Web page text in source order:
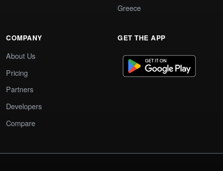
Greece
COMPANY
About Us
Pricing
Partners
Developers
Compare
GET THE APP